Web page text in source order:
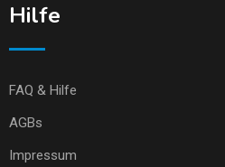
Hilfe
FAQ & Hilfe
AGBs
Impressum